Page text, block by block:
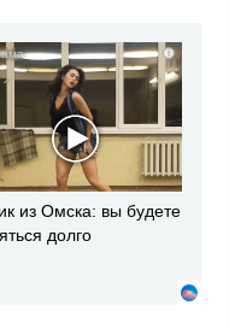
i
из Омска: вы будете
долго